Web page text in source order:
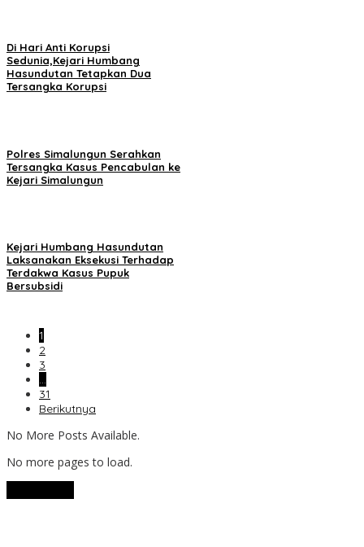
Di Hari Anti Korupsi
Sedunia,Kejari Humbang
Hasundutan Tetapkan Dua
Tersangka Korupsi
Polres Simalungun Serahkan
Tersangka Kasus Pencabulan ke
Kejari Simalungun
Kejari Humbang Hasundutan
Laksanakan Eksekusi Terhadap
Terdakwa Kasus Pupuk
Bersubsidi
1
2
3
…
31
Berikutnya
No More Posts Available.
No more pages to load.